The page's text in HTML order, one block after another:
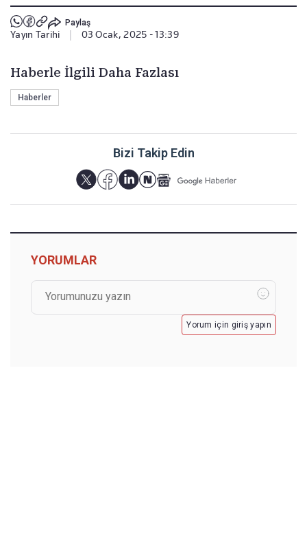
Paylaş
Yayın Tarihi 03 Ocak, 2025 - 13:39
Haberle İlgili Daha Fazlası
Haberler
Bizi Takip Edin
YORUMLAR
Yorum için giriş yapın